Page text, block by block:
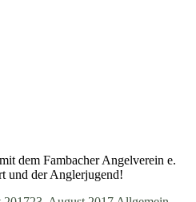
dem Fambacher Angelverein e.
und der Anglerjugend!